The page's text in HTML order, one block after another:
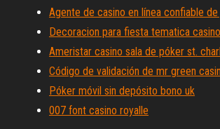
Agente de casino en línea confiable
Decoracion para fiesta tematica casino
Ameristar casino sala de póker st.
Código de validación de mr green
Póker móvil sin depósito bono uk
007 font casino royalle